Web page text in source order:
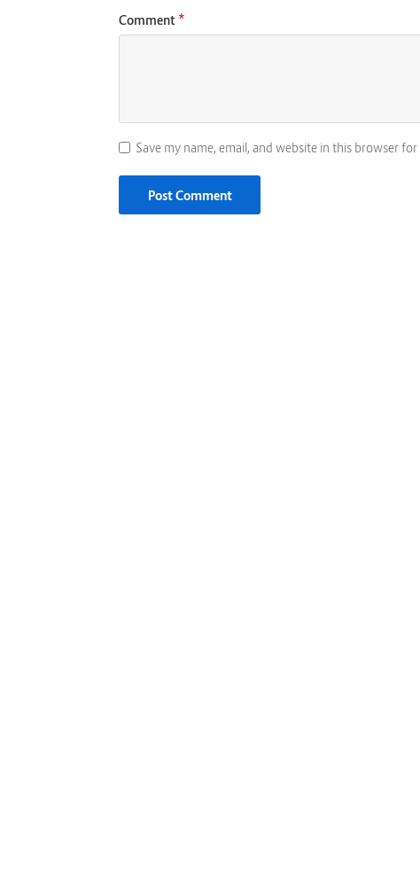
Comment *
Save my name, email, and website in this browser